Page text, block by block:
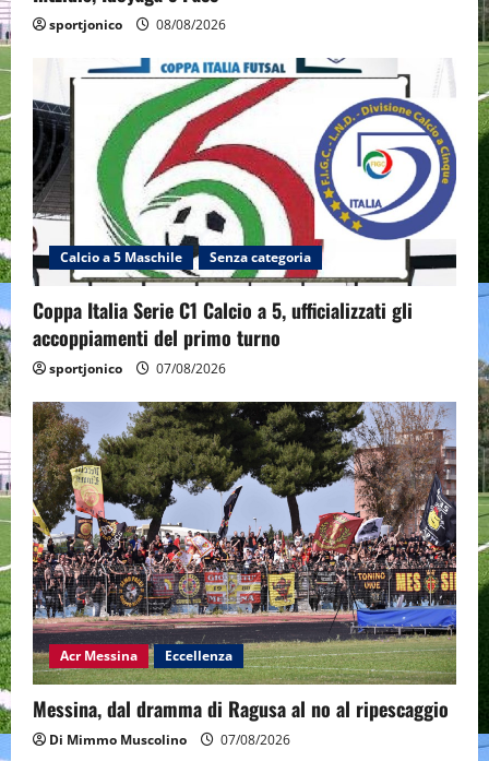
sportjonico 08/08/2026
Calcio a 5 Maschile Senza categoria
Coppa Italia Serie C1 Calcio a 5, ufficializzati gli
accoppiamenti del primo turno
sportjonico 07/08/2026
Acr Messina Eccellenza
Messina, dal dramma di Ragusa al no al ripescaggio
Di Mimmo Muscolino 07/08/2026